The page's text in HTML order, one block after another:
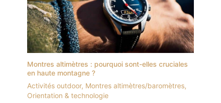
Montres altimètres : pourquoi sont-elles cruciales
en haute montagne ?
Activités outdoor, Montres altimètres/baromètres,
Orientation & technologie